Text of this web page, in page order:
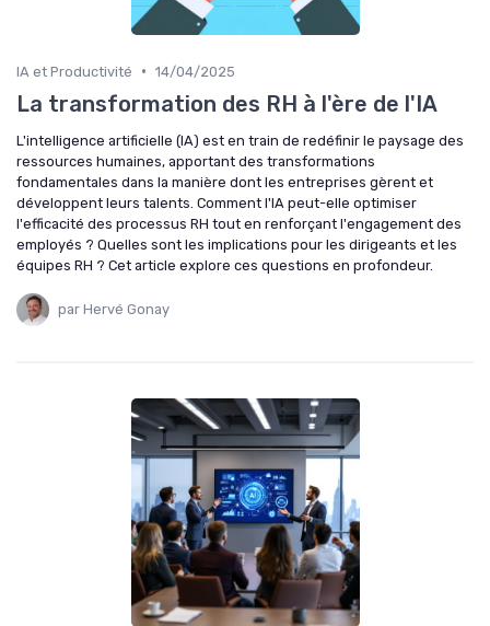
IA et Productivité • 14/04/2025
La transformation des RH à l'ère de l'IA
L'intelligence artificielle (IA) est en train de redéfinir le paysage des
ressources humaines, apportant des transformations
fondamentales dans la manière dont les entreprises gèrent et
développent leurs talents. Comment l'IA peut-elle optimiser
l'efficacité des processus RH tout en renforçant l'engagement des
employés ? Quelles sont les implications pour les dirigeants et les
équipes RH ? Cet article explore ces questions en profondeur.
par Hervé Gonay